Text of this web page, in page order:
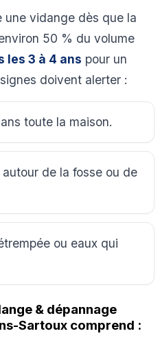
une vidange dès que la
50 % du volume
les 3 à 4 ans pour un
doivent alerter :
toute la maison.
de la fosse ou de
ou eaux qui
& dépannage
Sartoux comprend :